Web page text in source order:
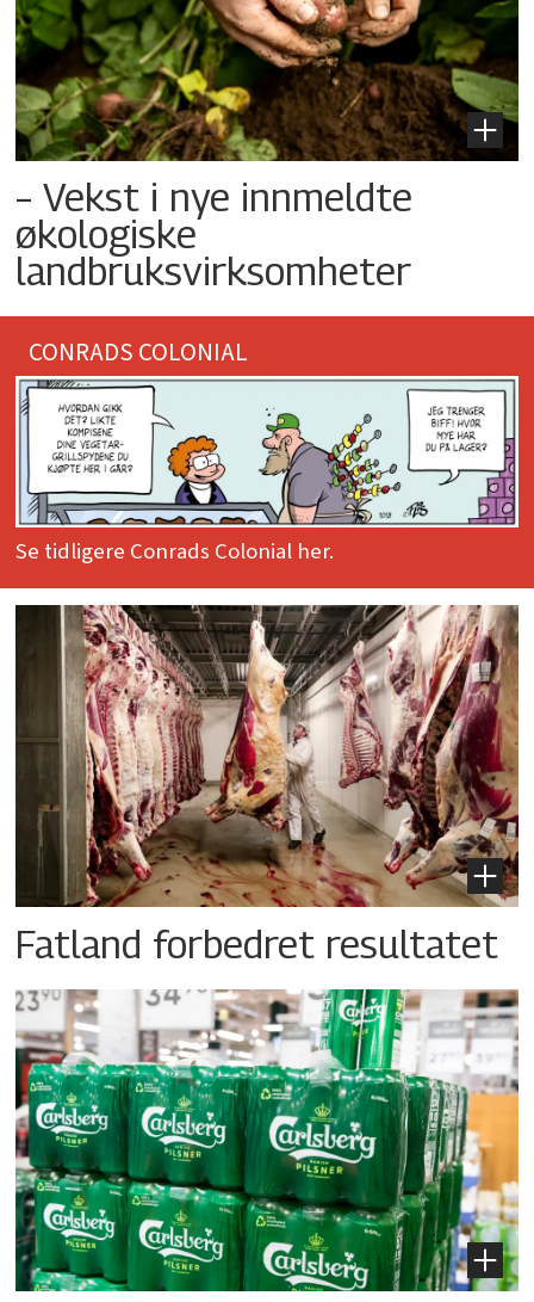
– Vekst i nye innmeldte
økologiske
landbruksvirksomheter
CONRADS COLONIAL
Se tidligere Conrads Colonial her.
Fatland forbedret resultatet